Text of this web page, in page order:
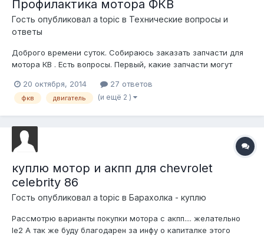
Профилактика мотора ФКВ
Гость опубликовал a topic в Технические вопросы и
ответы
Доброго времени суток. Собираюсь заказать запчасти для
мотора КВ . Есть вопросы. Первый, какие запчасти могут
каком случае нужно менять рокера и нужно ли вообще? На
данный момент беспокоит ГРМ, предполагается заказать
20 октября, 2014 27 ответов
фкв двигатель (и ещё 2 )
куплю мотор и акпп для chevrolet
celebrity 86
Гость опубликовал a topic в Барахолка - куплю
Рассмотрю варианты покупки мотора с акпп.... желательно
le2 А так же буду благодарен за инфу о капиталке этого